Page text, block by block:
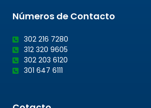
Números de Contacto
302 216 7280
312 320 9605
302 203 6120
301 647 6111